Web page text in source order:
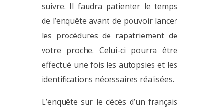
suivre. Il faudra patienter le temps
de l’enquête avant de pouvoir lancer
les procédures de rapatriement de
votre proche. Celui-ci pourra être
effectué une fois les autopsies et les
identifications nécessaires réalisées.
L’enquête sur le décès d’un français